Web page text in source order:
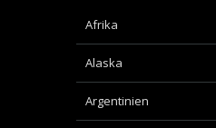
Afrika
Alaska
Argentinien